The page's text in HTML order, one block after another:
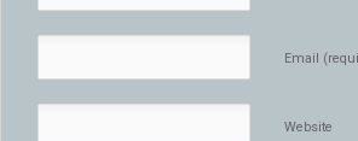
Email
Website